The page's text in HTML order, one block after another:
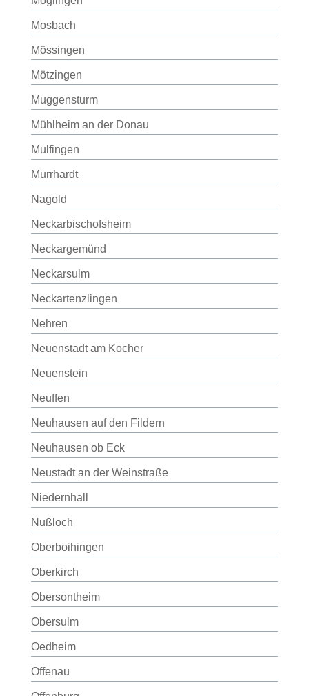
Mosbach
Mössingen
Mötzingen
Muggensturm
Mühlheim an der Donau
Mulfingen
Murrhardt
Nagold
Neckarbischofsheim
Neckargemünd
Neckarsulm
Neckartenzlingen
Nehren
Neuenstadt am Kocher
Neuenstein
Neuffen
Neuhausen auf den Fildern
Neuhausen ob Eck
Neustadt an der Weinstraße
Niedernhall
Nußloch
Oberboihingen
Oberkirch
Obersontheim
Obersulm
Oedheim
Offenau